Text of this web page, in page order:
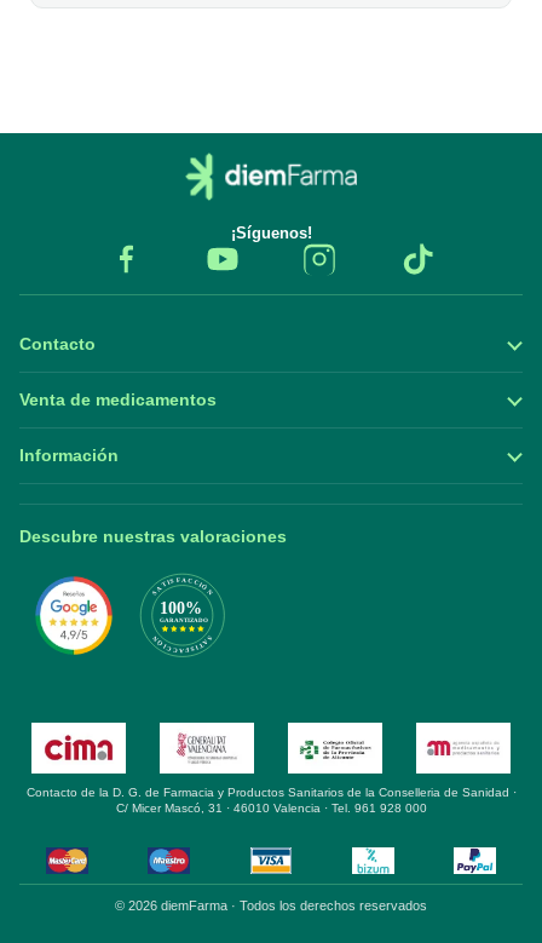
¡Síguenos!
Contacto
Venta de medicamentos
Información
Descubre nuestras valoraciones
Contacto de la D. G. de Farmacia y Productos Sanitarios de la Conselleria de Sanidad ·
C/ Micer Mascó, 31 · 46010 Valencia · Tel. 961 928 000
© 2026 diemFarma · Todos los derechos reservados